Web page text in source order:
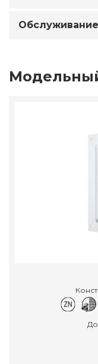
Обслуживание